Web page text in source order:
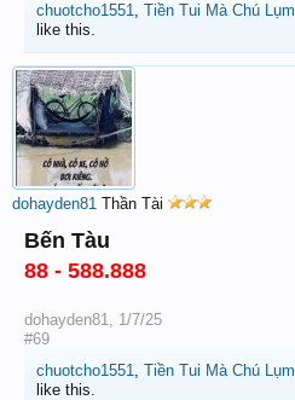
chuotcho1551, Tiền Tui Mà Chú Lụm
like this.
dohayden81 Thần Tài
Bến Tàu
88 - 588.888
dohayden81, 1/7/25
#69
chuotcho1551, Tiền Tui Mà Chú Lụm
like this.